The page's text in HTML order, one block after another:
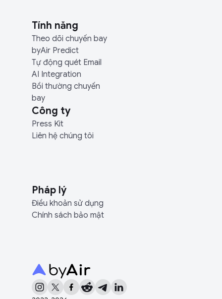
Tính năng
Theo dõi chuyến bay
byAir Predict
Tự động quét Email
AI Integration
Bồi thường chuyến
bay
Công ty
Press Kit
Liên hệ chúng tôi
Pháp lý
Điều khoản sử dụng
Chính sách bảo mật